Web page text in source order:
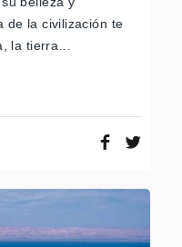
de la civilización te
la tierra…